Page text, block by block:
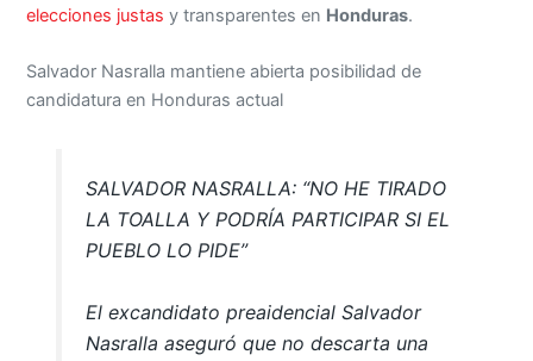
elecciones justas y transparentes en Honduras.
Salvador Nasralla mantiene abierta posibilidad de
candidatura en Honduras actual
SALVADOR NASRALLA: “NO HE TIRADO
LA TOALLA Y PODRÍA PARTICIPAR SI EL
PUEBLO LO PIDE”
El excandidato preaidencial Salvador
Nasralla aseguró que no descarta una